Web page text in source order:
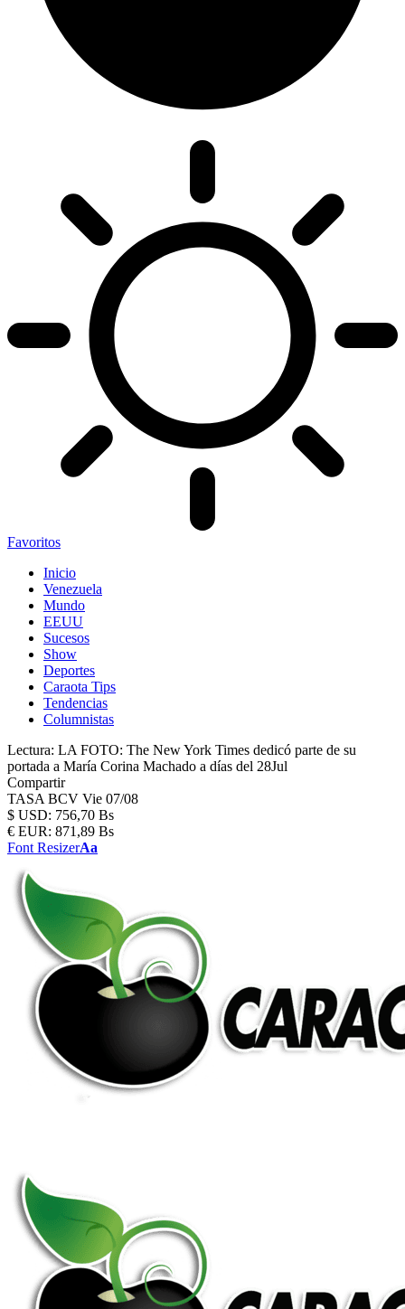
Favoritos
Inicio
Venezuela
Mundo
EEUU
Sucesos
Show
Deportes
Caraota Tips
Tendencias
Columnistas
Lectura: LA FOTO: The New York Times dedicó parte de su
portada a María Corina Machado a días del 28Jul
Compartir
TASA BCV Vie 07/08
$ USD: 756,70 Bs
€ EUR: 871,89 Bs
Font ResizerAa